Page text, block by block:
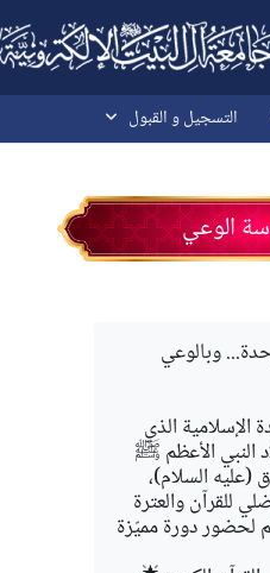
و القبول
الذي
ﷺ
والعترة
مميّزة